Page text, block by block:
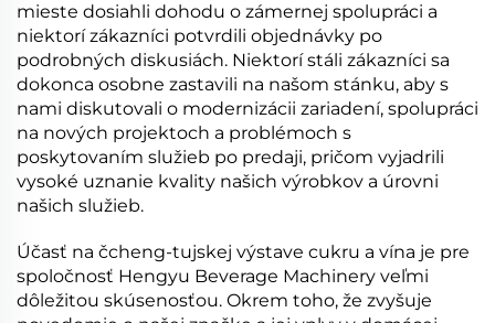
mieste dosiahli dohodu o zámernej spolupráci a
niektorí zákazníci potvrdili objednávky po
podrobných diskusiách. Niektorí stáli zákazníci sa
dokonca osobne zastavili na našom stánku, aby s
nami diskutovali o modernizácii zariadení, spolupráci
na nových projektoch a problémoch s
poskytovaním služieb po predaji, pričom vyjadrili
vysoké uznanie kvality našich výrobkov a úrovni
našich služieb.
Účasť na čcheng-tujskej výstave cukru a vína je pre
spoločnosť Hengyu Beverage Machinery veľmi
dôležitou skúsenosťou. Okrem toho, že zvyšuje